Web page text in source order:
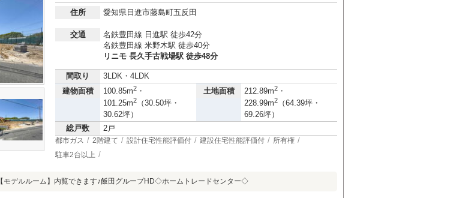
住所 愛知県日進市藤島町五反田
交通
名鉄豊田線 日進駅 徒歩42分
名鉄豊田線 米野木駅 徒歩40分
リニモ 長久手古戦場駅 徒歩48分
間取り
3LDK・4LDK
建物面積
100.85m2 ・
101.25m2
（30.50坪・
30.62坪）
土地面積 212.89m2 ・
228.99m2
（64.39坪・
69.26坪）
総戸数
2戸
都市ガス 2階建て 設計住宅性能評価付 建設住宅性能評価付
所有権
駐車2台以上
【モデルルーム】内覧できます♪飯田グループHD◇ホームトレードセンター◇